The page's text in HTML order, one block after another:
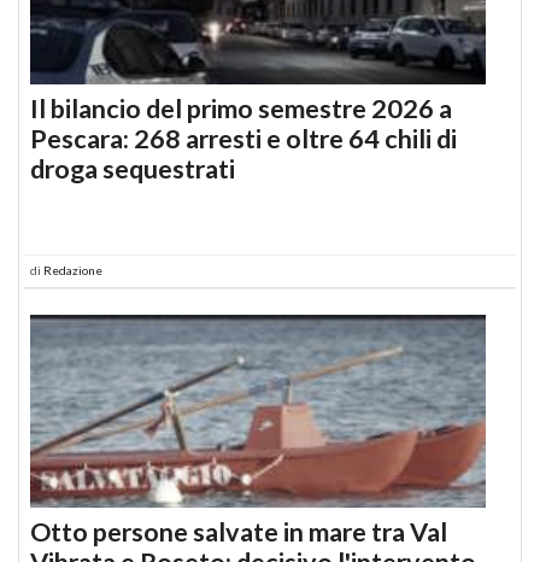
Il bilancio del primo semestre 2026 a
Pescara: 268 arresti e oltre 64 chili di
droga sequestrati
di Redazione
Otto persone salvate in mare tra Val